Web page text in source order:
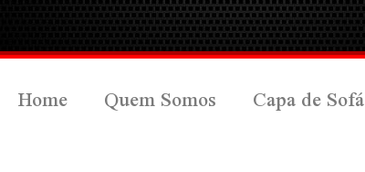
Home Quem Somos Capa de Sofá